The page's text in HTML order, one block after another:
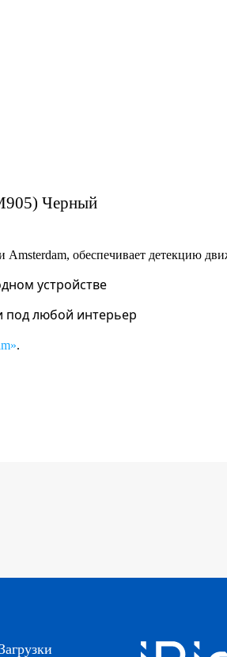
Черный
обеспечивает детекцию
устройстве
под любой интерьер
.